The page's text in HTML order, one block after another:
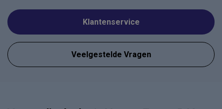
Klantenservice
Veelgestelde Vragen